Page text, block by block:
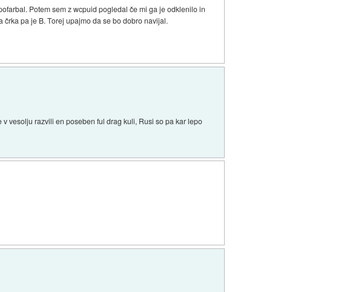
Potem sem z wcpuid pogledal če mi ga je odklenilo in
pa je B. Torej upajmo da se bo dobro navijal.
vesolju razvili en poseben ful drag kuli, Rusi so pa kar lepo